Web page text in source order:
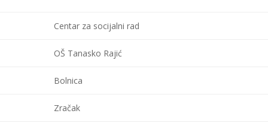
Centar za socijalni rad
OŠ Tanasko Rajić
Bolnica
Zračak